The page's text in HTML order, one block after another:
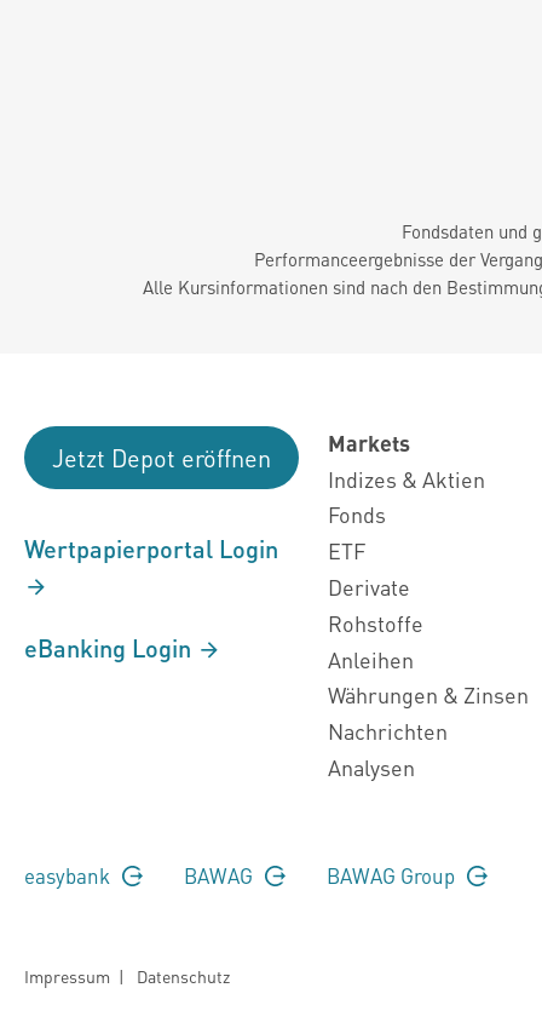
Fondsdaten und
Performanceergebnisse der
Alle Kursinformationen sind nach den
Jetzt Depot eröffnen
Wertpapierportal Login
eBanking Login
Markets
Indizes & Aktien
Fonds
ETF
Derivate
Rohstoffe
Anleihen
Währungen & Zinsen
Nachrichten
Analysen
easybank BAWAG BAWAG Group
Impressum | Datenschutz